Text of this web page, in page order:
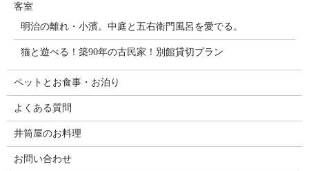
客室
明治の離れ・小濱。中庭と五右衛門風呂を愛でる。
猫と遊べる！築90年の古民家！別館貸切プラン
ペットとお食事・お泊り
よくある質問
井筒屋のお料理
お問い合わせ